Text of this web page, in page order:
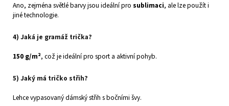
Ano, zejména světlé barvy jsou ideální pro sublimaci, ale lze použít i
jiné technologie.
4) Jaká je gramáž trička?
150 g/m², což je ideální pro sport a aktivní pohyb.
5) Jaký má tričko střih?
Lehce vypasovaný dámský střih s bočními švy.